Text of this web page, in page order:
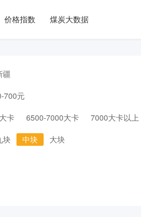
价格指数 煤炭大数据
疆
700元
卡 6500-7000大卡
7000大卡以上
块 中块
大块